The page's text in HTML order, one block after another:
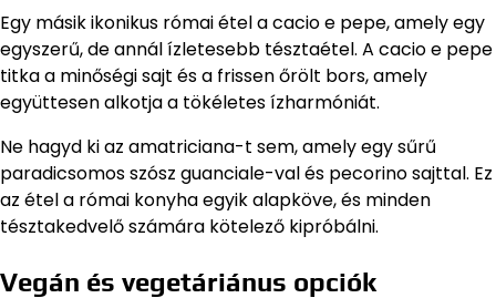
Egy másik ikonikus római étel a cacio e pepe, amely egy
egyszerű, de annál ízletesebb tésztaétel. A cacio e pepe
titka a minőségi sajt és a frissen őrölt bors, amely
együttesen alkotja a tökéletes ízharmóniát.
Ne hagyd ki az amatriciana-t sem, amely egy sűrű
paradicsomos szósz guanciale-val és pecorino sajttal. Ez
az étel a római konyha egyik alapköve, és minden
tésztakedvelő számára kötelező kipróbálni.
Vegán és vegetáriánus opciók